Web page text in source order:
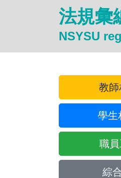
法規彙
NSYSU
教
學生
職
綜